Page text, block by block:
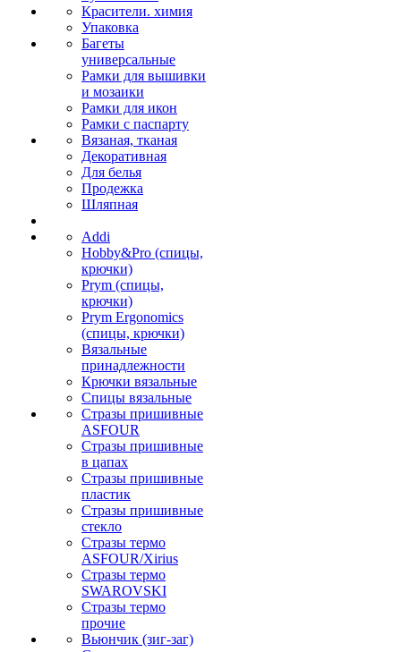
Красители. химия
Упаковка
Багеты
универсальные
Рамки для вышивки
и мозаики
Рамки для икон
Рамки с паспарту
Вязаная, тканая
Декоративная
Для белья
Продежка
Шляпная
Addi
Hobby&Pro (спицы,
крючки)
Prym (спицы,
крючки)
Prym Ergonomics
(спицы, крючки)
Вязальные
принадлежности
Крючки вязальные
Спицы вязальные
Стразы пришивные
ASFOUR
Стразы пришивные
в цапах
Стразы пришивные
пластик
Стразы пришивные
стекло
Стразы термо
ASFOUR/Xirius
Стразы термо
SWAROVSKI
Стразы термо
прочие
Вьюнчик (зиг-заг)